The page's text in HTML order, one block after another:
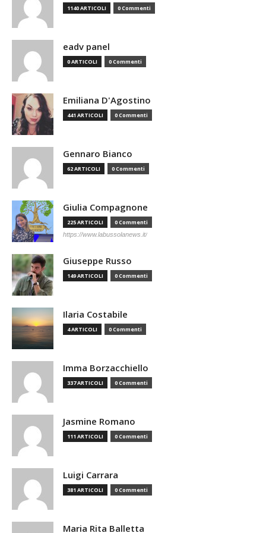
1140 ARTICOLI 0 Commenti
eadv panel
0 ARTICOLI 0 Commenti
Emiliana D'Agostino
441 ARTICOLI 0 Commenti
Gennaro Bianco
62 ARTICOLI 0 Commenti
Giulia Compagnone
225 ARTICOLI 0 Commenti
https://www.labussolanews.it/
Giuseppe Russo
149 ARTICOLI 0 Commenti
Ilaria Costabile
4 ARTICOLI 0 Commenti
Imma Borzacchiello
337 ARTICOLI 0 Commenti
Jasmine Romano
111 ARTICOLI 0 Commenti
Luigi Carrara
381 ARTICOLI 0 Commenti
Maria Rita Balletta